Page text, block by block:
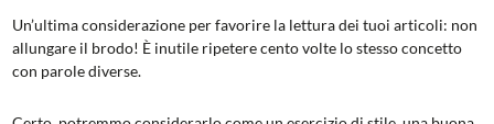
Un’ultima considerazione per favorire la lettura dei tuoi articoli: non
allungare il brodo! È inutile ripetere cento volte lo stesso concetto
con parole diverse.